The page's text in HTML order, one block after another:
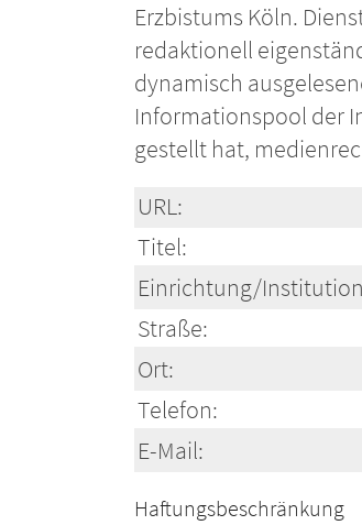
Erzbistums Köln.
redaktionell
dynamisch
Informationspool der
gestellt hat,
URL:
Titel:
Einrichtung/
Straße:
Ort:
Telefon:
E-Mail:
Haftungsbeschränkung